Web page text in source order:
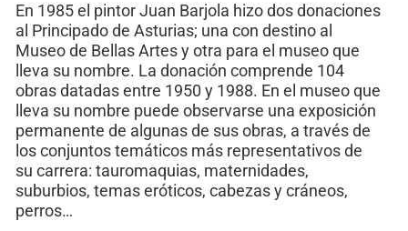
En 1985 el pintor Juan Barjola hizo dos donaciones
al Principado de Asturias; una con destino al
Museo de Bellas Artes y otra para el museo que
lleva su nombre. La donación comprende 104
obras datadas entre 1950 y 1988. En el museo que
lleva su nombre puede observarse una exposición
permanente de algunas de sus obras, a través de
los conjuntos temáticos más representativos de
su carrera: tauromaquias, maternidades,
suburbios, temas eróticos, cabezas y cráneos,
perros…